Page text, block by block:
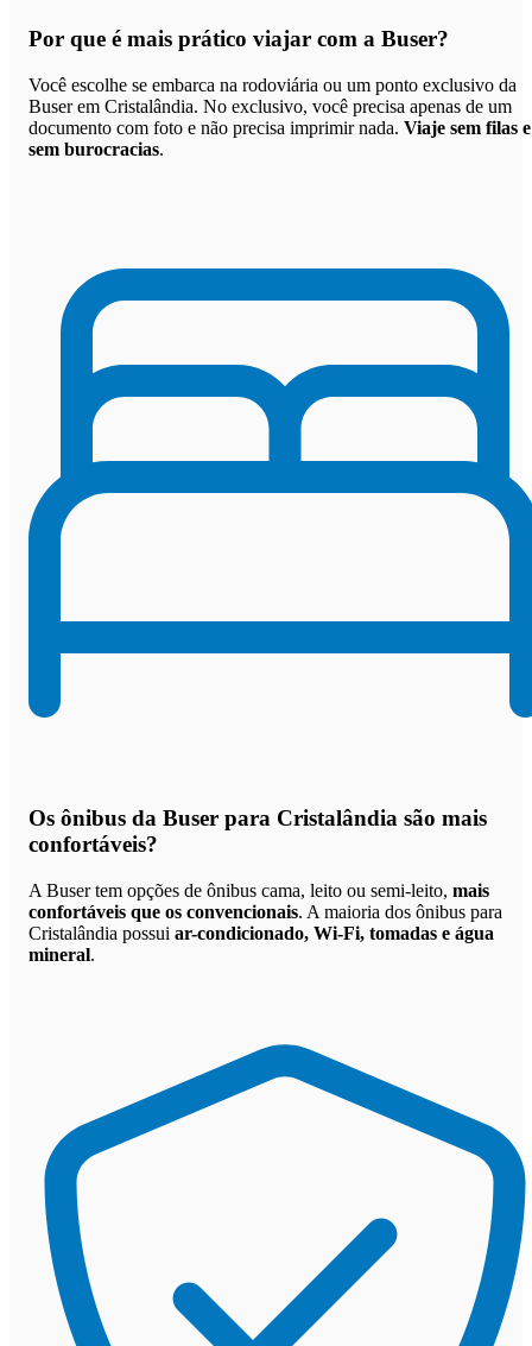
Por que é mais prático viajar com a Buser?
Você escolhe se embarca na rodoviária ou um ponto exclusivo da
Buser em Cristalândia. No exclusivo, você precisa apenas de um
documento com foto e não precisa imprimir nada. Viaje sem filas e
sem burocracias.
Os ônibus da Buser para Cristalândia são mais
confortáveis?
A Buser tem opções de ônibus cama, leito ou semi-leito, mais
confortáveis que os convencionais. A maioria dos ônibus para
Cristalândia possui ar-condicionado, Wi-Fi, tomadas e água
mineral.